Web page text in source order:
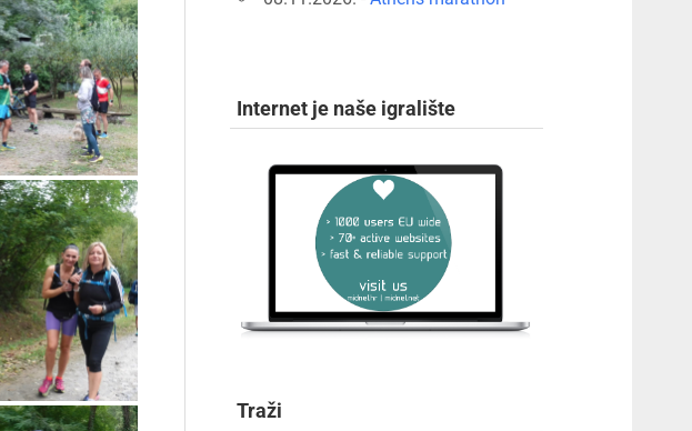
Internet je naše igralište
Traži